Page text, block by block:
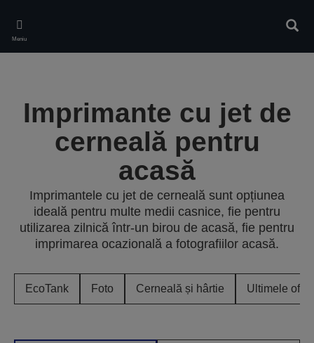
main
content
Meniu
Imprimante cu jet de
cerneală pentru
acasă
Imprimantele cu jet de cerneală sunt opțiunea
ideală pentru multe medii casnice, fie pentru
utilizarea zilnică într-un birou de acasă, fie pentru
imprimarea ocazională a fotografiilor acasă.
EcoTank Foto Cerneală și hârtie Ultimele